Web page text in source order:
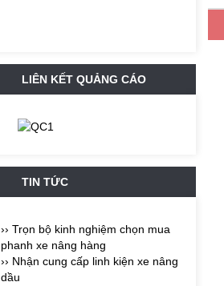
LIÊN KẾT QUẢNG CÁO
TIN TỨC
›› Trọn bộ kinh nghiệm chọn mua
phanh xe nâng hàng
›› Nhận cung cấp linh kiện xe nâng
dầu